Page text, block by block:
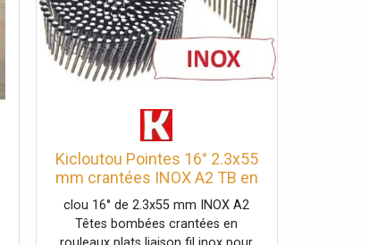
Kicloutou Pointes 16° 2.3x55
mm crantées INOX A2 TB en
rouleaux plats fil inox X
10500
clou 16° de 2.3x55 mm INOX A2
Têtes bombées crantées en